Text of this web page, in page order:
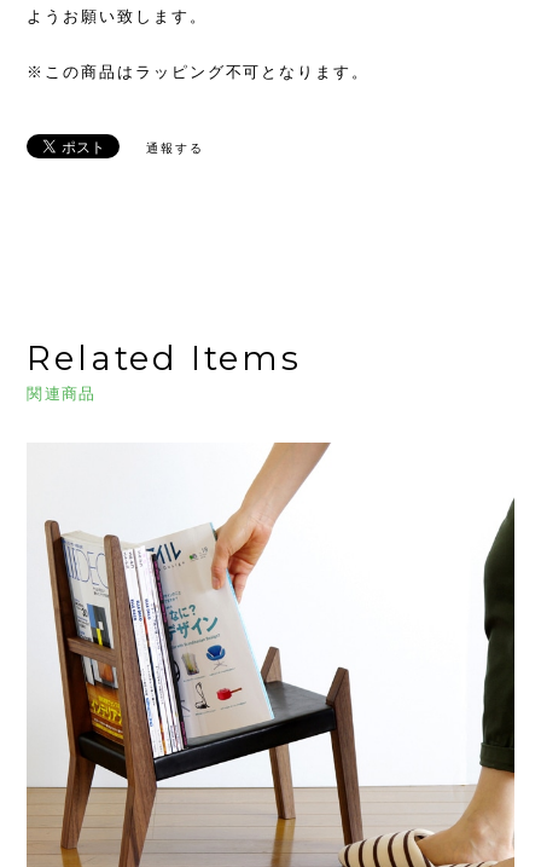
ようお願い致します。
※この商品はラッピング不可となります。
通報する
Related Items
関連商品